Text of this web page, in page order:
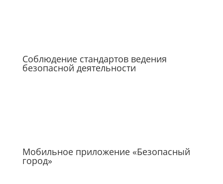
Соблюдение стандартов ведения
безопасной деятельности
Мобильное приложение «Безопасный
город»